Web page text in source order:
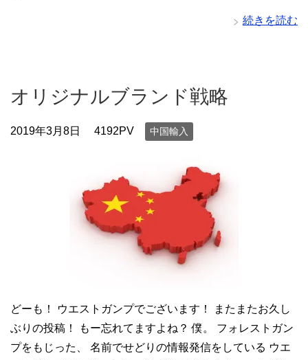
続きを読む
オリジナルブランド戦略
2019年3月8日 4192PV 中国輸入
どーも！ ウエストガンプでございます！ またまたお久し
ぶりの投稿！ もー忘れてますよね？ 僕。 フォレストガン
プをもじった、 名前でせどりの情報発信をしている ウエ